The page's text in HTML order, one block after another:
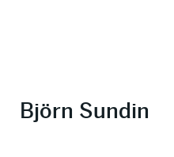
Björn Sundin